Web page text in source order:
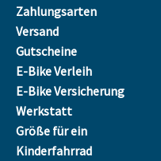
Zahlungsarten
Versand
Gutscheine
E-Bike Verleih
E-Bike Versicherung
Werkstatt
Größe für ein
Kinderfahrrad